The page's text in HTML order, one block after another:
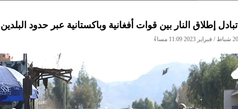
تبادل إطلاق النار بين قوات أفغانية وباكستانية عبر حدود البلدين